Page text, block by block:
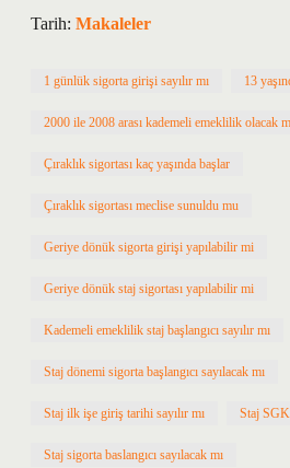
Tarih: Makaleler
1 günlük sigorta girişi sayılır mı 13
2000 ile 2008 arası kademeli emeklilik olacak
Çıraklık sigortası kaç yaşında başlar
Çıraklık sigortası meclise sunuldu mu
Geriye dönük sigorta girişi yapılabilir mi
Geriye dönük staj sigortası yapılabilir mi
Kademeli emeklilik staj başlangıcı sayılır mı
Staj dönemi sigorta başlangıcı sayılacak mı
Staj ilk işe giriş tarihi sayılır mı Staj
Staj sigorta baslangıcı sayılacak mı